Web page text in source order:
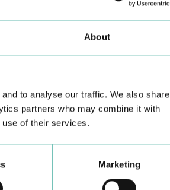
About
to analyse our traffic. We also share
partners who may combine it with
use of their services.
Marketing